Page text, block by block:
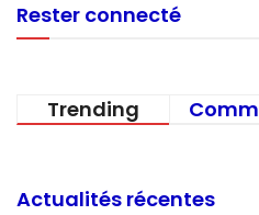
Rester connecté
Trending
Actualités récentes